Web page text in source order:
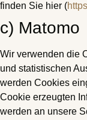
finden Sie hier (
c) Matomo
Wir verwenden die
und statistischen
werden Cookies
Cookie erzeugten
werden an unsere